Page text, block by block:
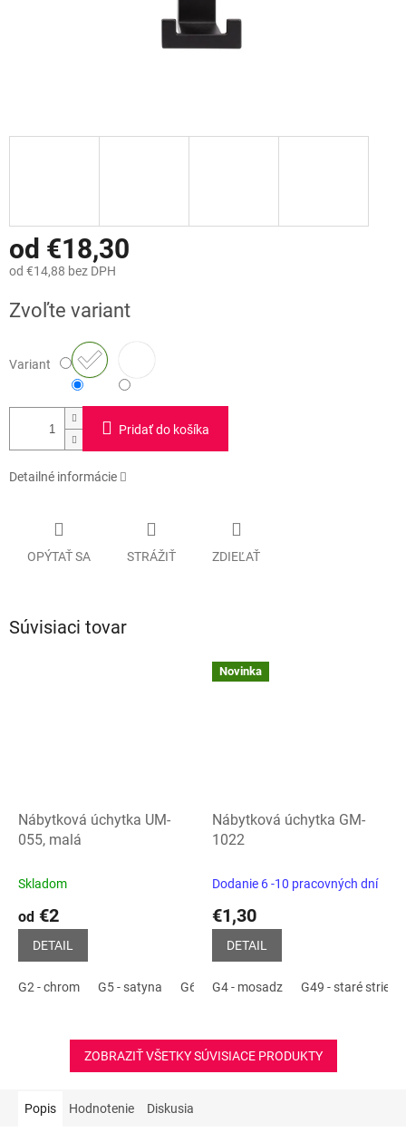
od €18,30
od €14,88 bez DPH
cena:
Zvoľte variant
Variant
Pridať do košíka
Detailné informácie
OPÝTAŤ SA STRÁŽIŤ ZDIEĽAŤ
Súvisiaci tovar
Nábytková úchytka UM-
055, malá
Skladom
od €2
DETAIL
G2 - chrom G5 - satyna G6 - aluminium G8 - INOX P2 -
Novinka
Nábytková úchytka GM-
1022
Dodanie 6 -10 pracovných dní
€1,30
DETAIL
G4 - mosadz G49 - staré
ZOBRAZIŤ VŠETKY SÚVISIACE PRODUKTY
Popis Hodnotenie Diskusia